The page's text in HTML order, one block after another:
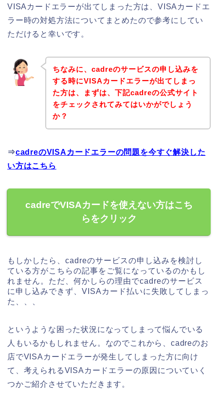
VISAカードエラーが出てしまった方は、VISAカードエ
ラー時の対処方法についてまとめたので参考にしてい
ただけると幸いです。
ちなみに、cadreのサービスの申し込みを
する時にVISAカードエラーが出てしまっ
た方は、まずは、下記cadreの公式サイト
をチェックされてみてはいかがでしょう
か？
⇒cadreのVISAカードエラーの問題を今すぐ解決した
い方はこちら
cadreでVISAカードを使えない方はこち
らをクリック
もしかしたら、cadreのサービスの申し込みを検討し
ている方がこちらの記事をご覧になっているのかもし
れません。ただ、何かしらの理由でcadreのサービス
に申し込みできず、VISAカード払いに失敗してしまっ
た、、、
というような困った状況になってしまって悩んでいる
人もいるかもしれません。なのでこれから、cadreのお
店でVISAカードエラーが発生してしまった方に向け
て、考えられるVISAカードエラーの原因についていく
つかご紹介させていただきます。